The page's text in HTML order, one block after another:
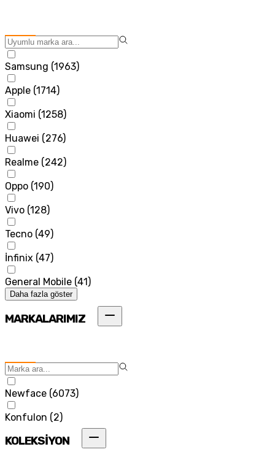
Samsung (1963)
Apple (1714)
Xiaomi (1258)
Huawei (276)
Realme (242)
Oppo (190)
Vivo (128)
Tecno (49)
İnfinix (47)
General Mobile (41)
Daha fazla göster
MARKALARIMIZ
Newface (6073)
Konfulon (2)
KOLEKSİYON